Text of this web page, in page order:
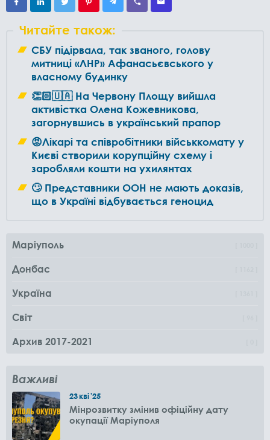
Читайте також:
СБУ підірвала, так званого, голову
митниці «ЛНР» Афанасьєвського у
власному будинку
👏🏻🇺🇦 На Червону Площу вийшла
активістка Олена Кожевникова,
загорнувшись в український прапор
😡Лікарі та співробітники військкомату у
Києві створили корупційну схему і
заробляли кошти на ухилянтах
🙄 Представники ООН не мають доказів,
що в Україні відбувається геноцид
Маріуполь
Донбас
Україна
Світ
Архив 2017-2021
Важливі
23кві'25
Мінрозвитку змінив офіційну дату
окупації Маріуполя